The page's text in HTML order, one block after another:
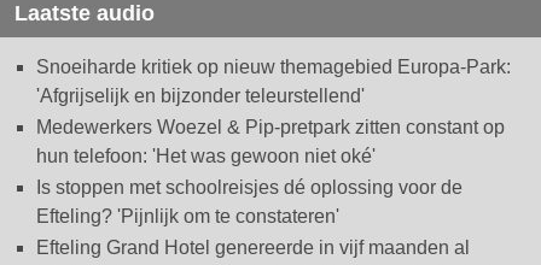
Laatste audio
Snoeiharde kritiek op nieuw themagebied Europa-Park:
'Afgrijselijk en bijzonder teleurstellend'
Medewerkers Woezel & Pip-pretpark zitten constant op
hun telefoon: 'Het was gewoon niet oké'
Is stoppen met schoolreisjes dé oplossing voor de
Efteling? 'Pijnlijk om te constateren'
Efteling Grand Hotel genereerde in vijf maanden al